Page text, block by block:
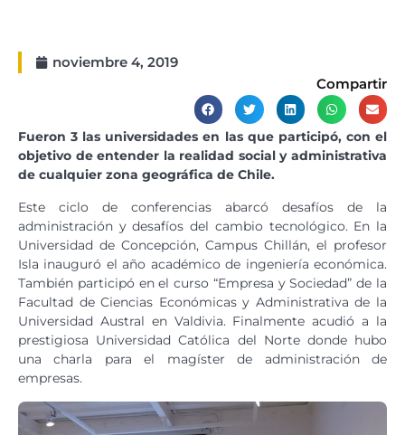
noviembre 4, 2019
Compartir
Fueron 3 las universidades en las que participó, con el
objetivo de entender la realidad social y administrativa
de cualquier zona geográfica de Chile.
Este ciclo de conferencias abarcó desafíos de la
administración y desafíos del cambio tecnológico. En la
Universidad de Concepción, Campus Chillán, el profesor
Isla inauguró el año académico de ingeniería económica.
También participó en el curso “Empresa y Sociedad” de la
Facultad de Ciencias Económicas y Administrativa de la
Universidad Austral en Valdivia. Finalmente acudió a la
prestigiosa Universidad Católica del Norte donde hubo
una charla para el magíster de administración de
empresas.